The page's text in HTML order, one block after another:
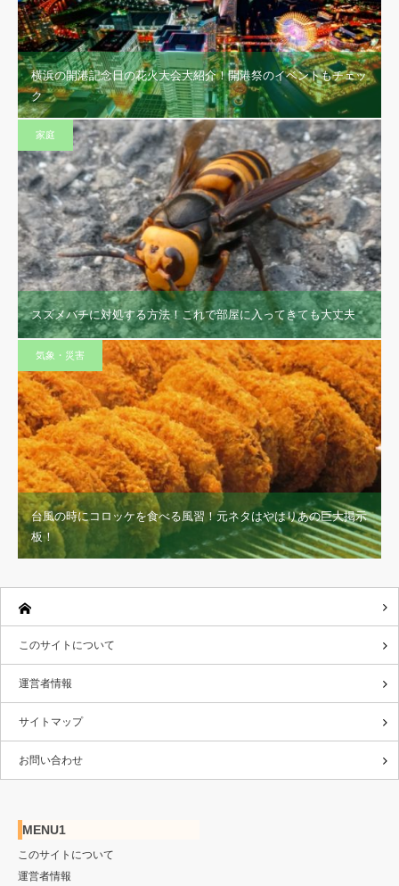
横浜の開港記念日の花火大会大紹介！開港祭のイベントもチェッ
ク
家庭
スズメバチに対処する方法！これで部屋に入ってきても大丈夫
気象・災害
台風の時にコロッケを食べる風習！元ネタはやはりあの巨大掲示
板！
このサイトについて
運営者情報
サイトマップ
お問い合わせ
MENU1
このサイトについて
運営者情報